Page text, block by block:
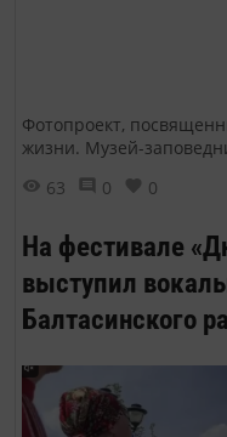
Фотопроект,
жизни. Музей-
63
0 0
На фестивале
выступил
Балтасинского